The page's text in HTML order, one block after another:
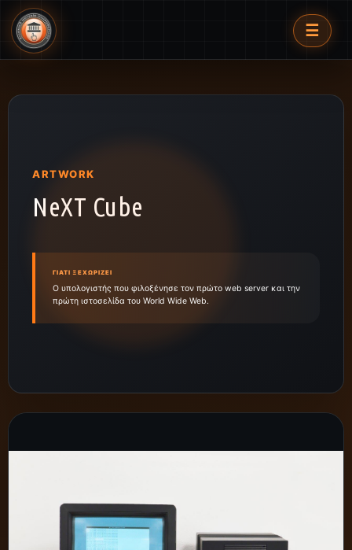
☰
ARTWORK
NeXT Cube
ΓΙΑΤΊ ΞΕΧΩΡΊΖΕΙ
Ο υπολογιστής που φιλοξένησε τον πρώτο web server και την
πρώτη ιστοσελίδα του World Wide Web.